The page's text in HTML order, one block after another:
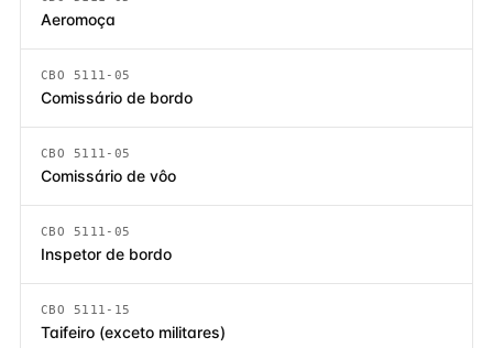
Aeromoça
CBO 5111-05
Comissário de bordo
CBO 5111-05
Comissário de vôo
CBO 5111-05
Inspetor de bordo
CBO 5111-15
Taifeiro (exceto militares)